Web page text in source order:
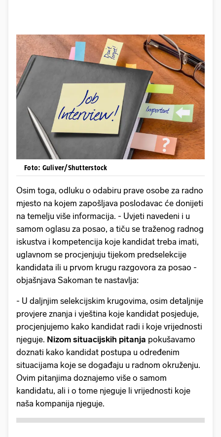
Foto: Guliver/Shutterstock
Osim toga, odluku o odabiru prave osobe za radno
mjesto na kojem zapošljava poslodavac će donijeti
na temelju više informacija. - Uvjeti navedeni i u
samom oglasu za posao, a tiču se traženog radnog
iskustva i kompetencija koje kandidat treba imati,
uglavnom se procjenjuju tijekom predselekcije
kandidata ili u prvom krugu razgovora za posao -
objašnjava Sakoman te nastavlja:
- U daljnjim selekcijskim krugovima, osim detaljnije
provjere znanja i vještina koje kandidat posjeduje,
procjenjujemo kako kandidat radi i koje vrijednosti
njeguje. Nizom situacijskih pitanja pokušavamo
doznati kako kandidat postupa u određenim
situacijama koje se događaju u radnom okruženju.
Ovim pitanjima doznajemo više o samom
kandidatu, ali i o tome njeguje li vrijednosti koje
naša kompanija njeguje.